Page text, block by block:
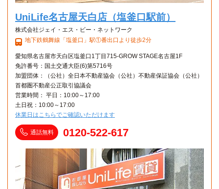
UniLife名古屋天白店（塩釜口駅前）
株式会社ジェイ・エス・ビー・ネットワーク
地下鉄鶴舞線「塩釜口」駅①番出口より徒歩2分
愛知県名古屋市天白区塩釜口1丁目715-GROW STAGE名古屋1F
免許番号：国土交通大臣(6)第5716号
加盟団体：（公社）全日本不動産協会（公社）不動産保証協会（公社）
首都圏不動産公正取引協議会
営業時間： 平日：10:00～17:00
土日祝：10:00～17:00
休業日はこちらでご確認いただけます
通話無料 0120-522-617